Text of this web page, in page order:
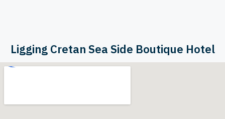
Ligging Cretan Sea Side Boutique Hotel